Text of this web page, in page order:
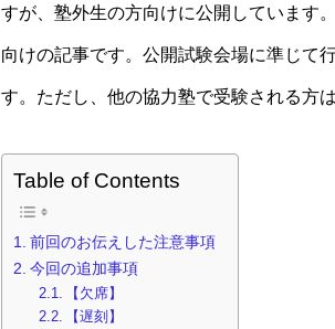
すが、塾外生の方向けに公開しています
向けの記事です。公開試験会場に準じて
す。ただし、他の協力塾で受験される方
Table of Contents
前回のお伝えした注意事項
今回の追加事項
【欠席】
【遅刻】